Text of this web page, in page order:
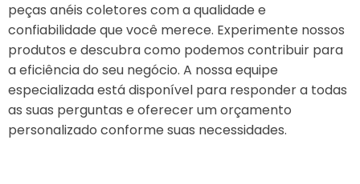
peças anéis coletores com a qualidade e
confiabilidade que você merece. Experimente nossos
produtos e descubra como podemos contribuir para
a eficiência do seu negócio. A nossa equipe
especializada está disponível para responder a todas
as suas perguntas e oferecer um orçamento
personalizado conforme suas necessidades.